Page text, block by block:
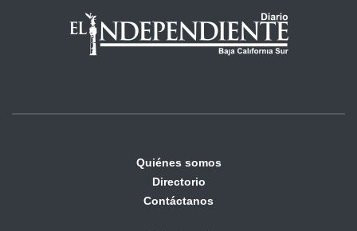
Quiénes somos
Directorio
Contáctanos